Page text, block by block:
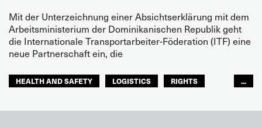
Mit der Unterzeichnung einer Absichtserklärung mit dem
Arbeitsministerium der Dominikanischen Republik geht
die Internationale Transportarbeiter-Föderation (ITF) eine
neue Partnerschaft ein, die
HEALTH AND SAFETY LOGISTICS
RIGHTS
...